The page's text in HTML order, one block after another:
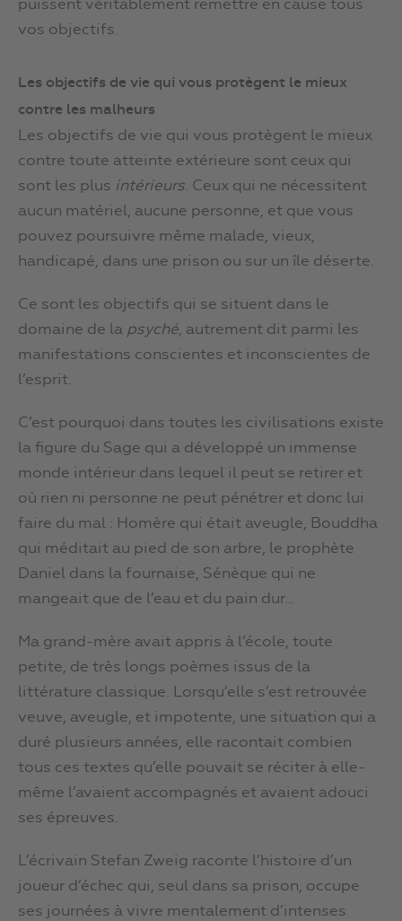
puissent véritablement remettre en cause tous
vos objectifs.
Les objectifs de vie qui vous protègent le mieux
contre les malheurs
Les objectifs de vie qui vous protègent le mieux
contre toute atteinte extérieure sont ceux qui
sont les plus intérieurs. Ceux qui ne nécessitent
aucun matériel, aucune personne, et que vous
pouvez poursuivre même malade, vieux,
handicapé, dans une prison ou sur un île déserte.
Ce sont les objectifs qui se situent dans le
domaine de la psyché, autrement dit parmi les
manifestations conscientes et inconscientes de
l’esprit.
C’est pourquoi dans toutes les civilisations existe
la figure du Sage qui a développé un immense
monde intérieur dans lequel il peut se retirer et
où rien ni personne ne peut pénétrer et donc lui
faire du mal : Homère qui était aveugle, Bouddha
qui méditait au pied de son arbre, le prophète
Daniel dans la fournaise, Sénèque qui ne
mangeait que de l’eau et du pain dur…
Ma grand-mère avait appris à l’école, toute
petite, de très longs poèmes issus de la
littérature classique. Lorsqu’elle s’est retrouvée
veuve, aveugle, et impotente, une situation qui a
duré plusieurs années, elle racontait combien
tous ces textes qu’elle pouvait se réciter à elle-
même l’avaient accompagnés et avaient adouci
ses épreuves.
L’écrivain Stefan Zweig raconte l’histoire d’un
joueur d’échec qui, seul dans sa prison, occupe
ses journées à vivre mentalement d’intenses